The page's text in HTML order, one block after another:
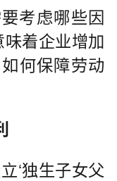
考虑哪些因
着企业增加
何保障劳动
‘独生子女父